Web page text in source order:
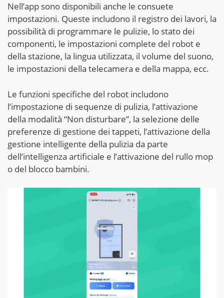
Nell’app sono disponibili anche le consuete
impostazioni. Queste includono il registro dei lavori, la
possibilità di programmare le pulizie, lo stato dei
componenti, le impostazioni complete del robot e
della stazione, la lingua utilizzata, il volume del suono,
le impostazioni della telecamera e della mappa, ecc.
Le funzioni specifiche del robot includono
l’impostazione di sequenze di pulizia, l’attivazione
della modalità “Non disturbare”, la selezione delle
preferenze di gestione dei tappeti, l’attivazione della
gestione intelligente della pulizia da parte
dell’intelligenza artificiale e l’attivazione del rullo mop
o del blocco bambini.